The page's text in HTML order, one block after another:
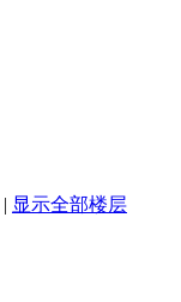
| 显示全部楼层